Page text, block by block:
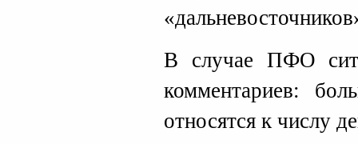
В случае ПФО
комментариев:
относятся к числу